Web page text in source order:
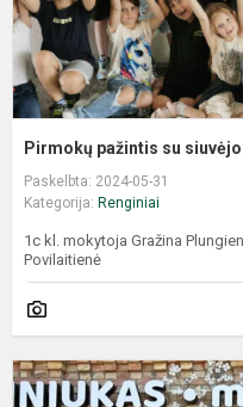
Pirmokų pažintis su
Paskelbta: 2024-05-31
Kategorija: Renginiai
1c kl. mokytoja Gražina
Povilaitienė